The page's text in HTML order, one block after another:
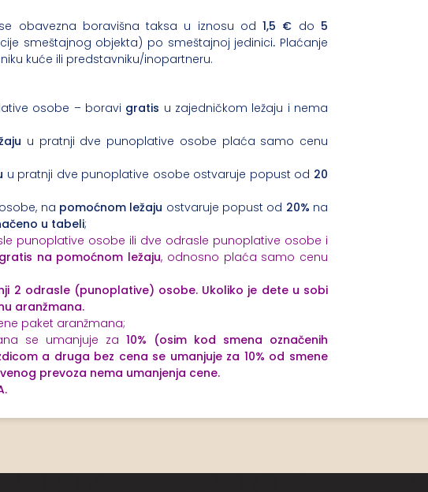
se obavezna boravišna taksa u iznosu od1,5 € do 5
smeštajnog objekta) po smeštajnoj jedinici. Plaćanje
kuće ili predstavniku/inopartneru.
osobe – boravi gratis u zajedničkom ležaju i nema
u pratnji dve punoplative osobe plaća samo cenu
u pratnji dve punoplative osobe ostvaruje popust od 20
na pomoćnom ležaju ostvaruje popust od 20% na
u tabeli;
punoplative osobe ili dve odrasle punoplative osobe i
na pomoćnom ležaju, odnosno plaća samo cenu
2 odrasle (punoplative) osobe. Ukoliko je dete u sobi
aranžmana.
paket aranžmana;
se umanjuje za 10% (osim kod smena označenih
a druga bez cena se umanjuje za 10% od smene
prevoza nema umanjenja cene.